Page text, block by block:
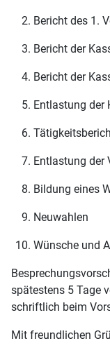
Bericht des 1.
Bericht der
Bericht der
Entlastung der
Entlastung der
Bildung eines
Neuwahlen
Wünsche und
spätestens 5 Tage
schriftlich beim
Mit freundlichen